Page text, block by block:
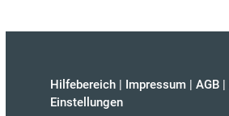
Hilfebereich | Impressum | AGB |
Einstellungen